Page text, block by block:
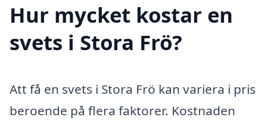
Hur mycket kostar en
svets i Stora Frö?
Att få en svets i Stora Frö kan variera i pris
beroende på flera faktorer. Kostnaden